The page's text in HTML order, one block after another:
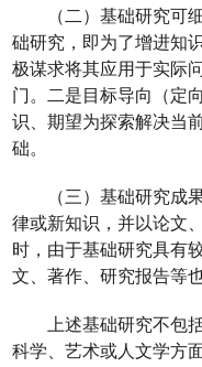
（二）基础研究可
础研究，即为了增进知
极谋求将其应用于实际
门。二是目标导向（定
识、期望为探索解决当
础。
（三）基础研究成
律或新知识，并以论文
时，由于基础研究具有
文、著作、研究报告等
上述基础研究不包
科学、艺术或人文学方